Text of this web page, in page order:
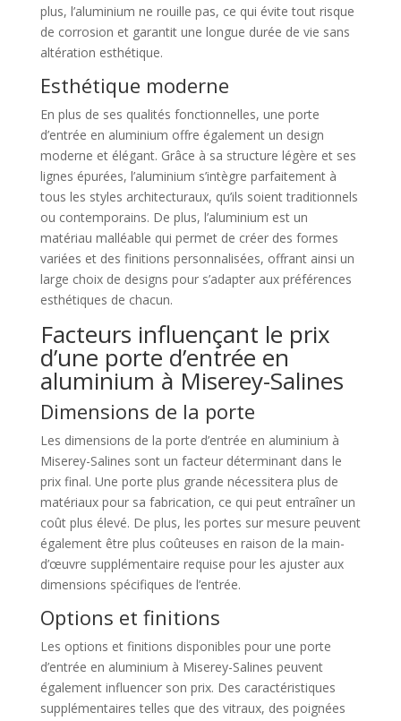
plus, l’aluminium ne rouille pas, ce qui évite tout risque
de corrosion et garantit une longue durée de vie sans
altération esthétique.
Esthétique moderne
En plus de ses qualités fonctionnelles, une porte
d’entrée en aluminium offre également un design
moderne et élégant. Grâce à sa structure légère et ses
lignes épurées, l’aluminium s’intègre parfaitement à
tous les styles architecturaux, qu’ils soient traditionnels
ou contemporains. De plus, l’aluminium est un
matériau malléable qui permet de créer des formes
variées et des finitions personnalisées, offrant ainsi un
large choix de designs pour s’adapter aux préférences
esthétiques de chacun.
Facteurs influençant le prix
d’une porte d’entrée en
aluminium à Miserey-Salines
Dimensions de la porte
Les dimensions de la porte d’entrée en aluminium à
Miserey-Salines sont un facteur déterminant dans le
prix final. Une porte plus grande nécessitera plus de
matériaux pour sa fabrication, ce qui peut entraîner un
coût plus élevé. De plus, les portes sur mesure peuvent
également être plus coûteuses en raison de la main-
d’œuvre supplémentaire requise pour les ajuster aux
dimensions spécifiques de l’entrée.
Options et finitions
Les options et finitions disponibles pour une porte
d’entrée en aluminium à Miserey-Salines peuvent
également influencer son prix. Des caractéristiques
supplémentaires telles que des vitraux, des poignées